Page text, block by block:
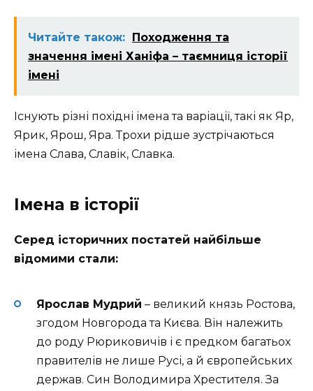
Читайте також: Походження та
значення імені Ханіфа – таємниця історії
імені
Існують різні похідні імена та варіації, такі як Яр,
Ярик, Ярош, Яра. Трохи рідше зустрічаються
імена Слава, Славік, Славка.
Імена в історії
Серед історичних постатей найбільше
відомими стали:
Ярослав Мудрий – великий князь Ростова,
згодом Новгорода та Києва. Він належить
до роду Рюриковичів і є предком багатьох
правителів не лише Русі, а й європейських
держав. Син Володимира Хрестителя. За